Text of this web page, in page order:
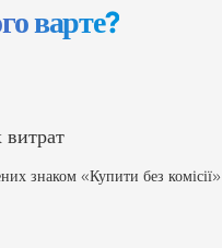
варте?
витрат
знаком «Купити без комісії»